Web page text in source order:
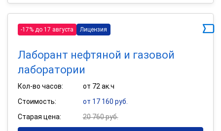
-17% до 17 августа Лицензия
Лаборант нефтяной и газовой
лаборатории
Кол-во часов:
от 72 ак.ч
Стоимость:
от 17 160 руб.
Старая цена:
20 760 руб.